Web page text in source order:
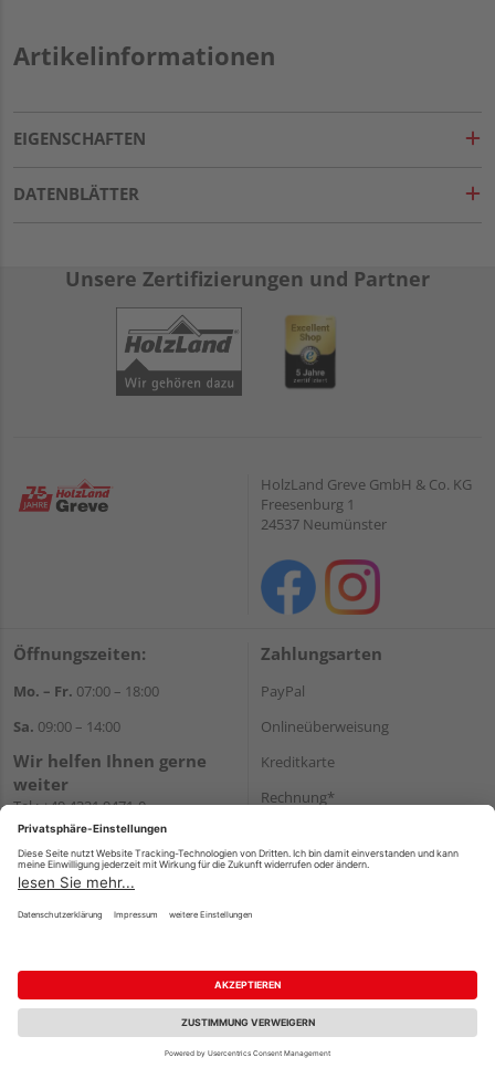
Artikelinformationen
EIGENSCHAFTEN
DATENBLÄTTER
Unsere Zertifizierungen und Partner
HolzLand Greve GmbH & Co. KG
Freesenburg 1
24537 Neumünster
Öffnungszeiten:
Mo. – Fr. 07:00 – 18:00
Sa. 09:00 – 14:00
Wir helfen Ihnen gerne
weiter
Tel.:+49 4321 9471-0
E-Mail:shop@holzland-greve.de
Zahlungsarten
PayPal
Onlineüberweisung
Kreditkarte
Rechnung*
Versand
Impressum AGB Widerruf
Datenschutz
Reservierungsbedingungen
Vertrag widerrufen